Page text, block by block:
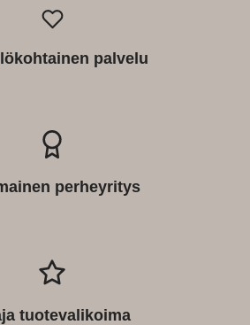
palvelu
perheyritys
tuotevalikoima